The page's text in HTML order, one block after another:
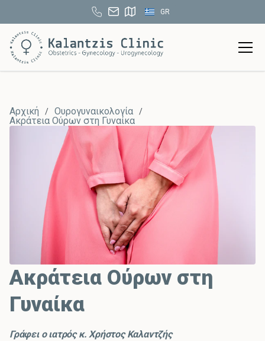
GR
Αρχική / Ουρογυναικολογία /
Ακράτεια Ούρων στη Γυναίκα
Ακράτεια Ούρων στη
Γυναίκα
Γράφει ο ιατρός κ. Χρήστος Καλαντζής